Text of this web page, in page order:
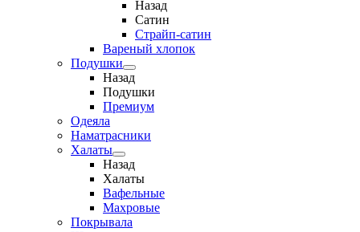
Назад
Сатин
Страйп-сатин
Вареный хлопок
Подушки
Назад
Подушки
Премиум
Одеяла
Наматрасники
Халаты
Назад
Халаты
Вафельные
Махровые
Покрывала